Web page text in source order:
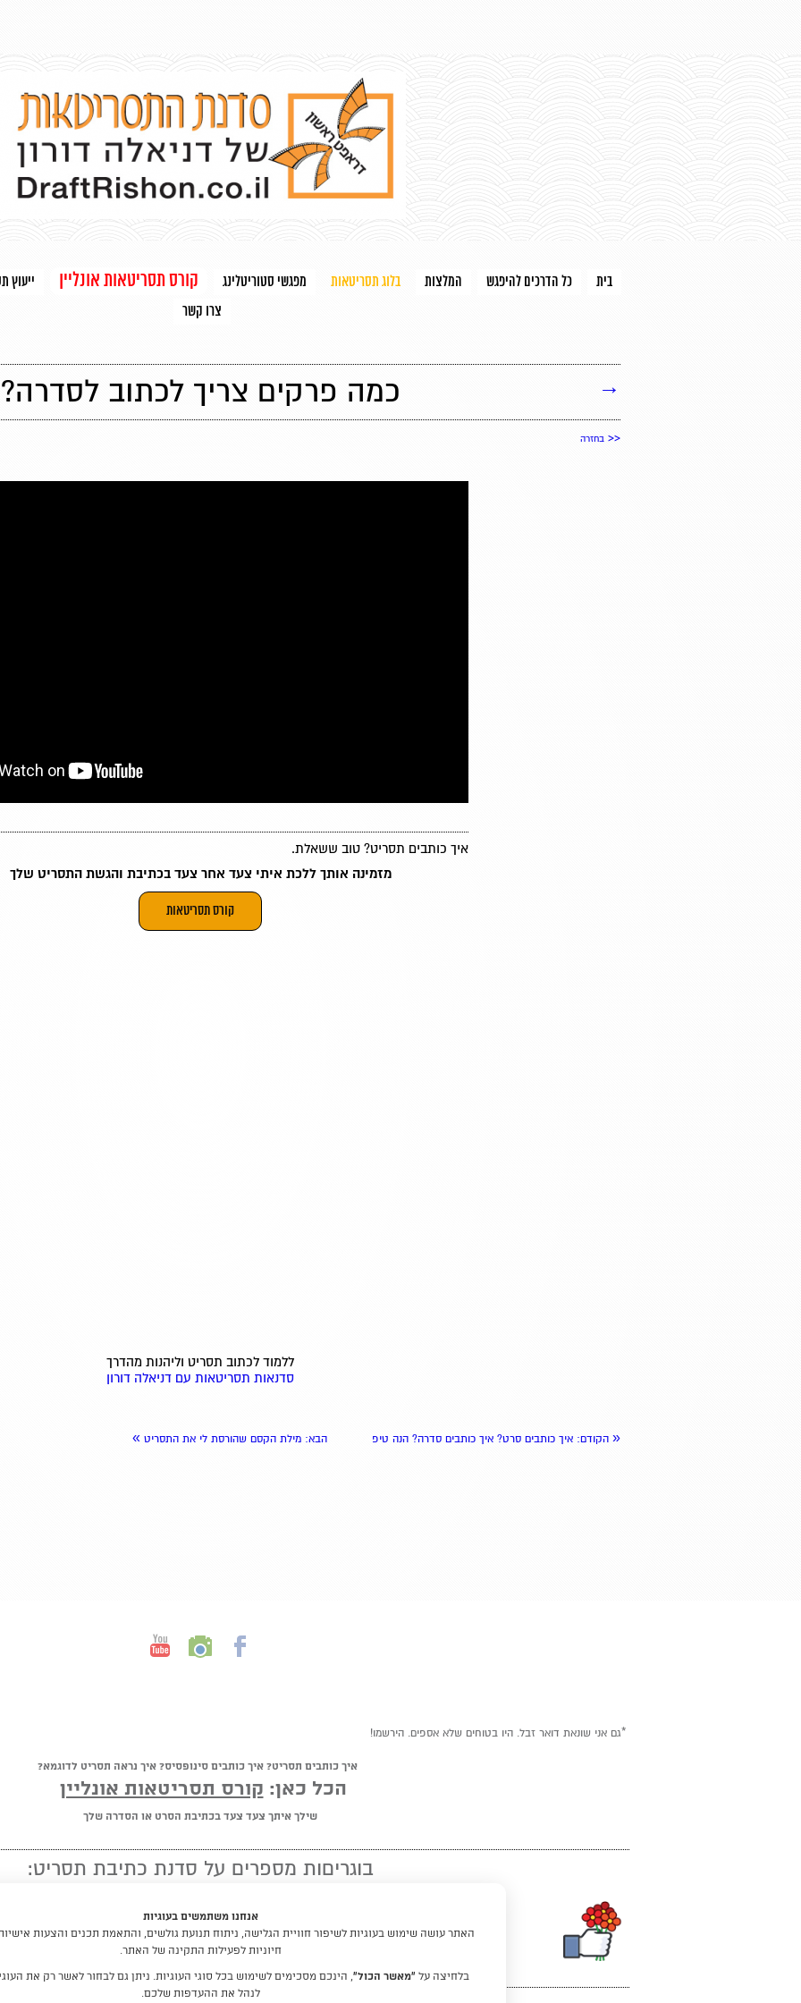
בית כל הדרכים להיפגש המלצות בלוג תסריטאות מפגשי סטוריטלינג קורס תסריטאות אונליין ייעוץ
צרו קשר
כמה פרקים צריך לכתוב לסדרה? →
<< בחזרה
איך כותבים תסריט? טוב ששאלת.
מזמינה אותך ללכת איתי צעד אחר צעד בכתיבת והגשת התסריט שלך
קורס תסריטאות
ללמוד לכתוב תסריט וליהנות מהדרך
סדנאות תסריטאות עם דניאלה דורון
« הקודם: איך כותבים סרט? איך כותבים סדרה? הנה טיפ הבא: מילת הקסם שהורסת לי את התסריט »
*גם אני שונאת דואר זבל. היו בטוחים שלא אספים. הירשמו!
איך כותבים תסריט? איך כותבים סינופסיס? איך נראה תסריט לדוגמא?
הכל כאן: קורס תסריטאות אונליין
שילך איתך צעד צעד בכתיבת הסרט או הסדרה שלך
בוגריםות מספרים על סדנת כתיבת תסריט:
"מומלץ לכל מי שיש לו חלום לכתוב
אנחנו משתמשים בעוגיות
האתר עושה שימוש בעוגיות לשיפור חוויית הגלישה, ניתוח תנועת גולשים, והתאמת תכנים והצעות
חיוניות לפעילות התקינה של האתר.
בלחיצה על “מאשר הכול”, הינכם מסכימים לשימוש בכל סוגי העוגיות. ניתן גם לבחור לאשר רק את
לנהל את ההעדפות שלכם.